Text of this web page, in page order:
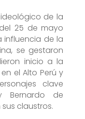
de la
25 de mayo
influencia de la
se gestaron
inicio a la
el Alto Perú y
clave
Bernardo de
claustros.